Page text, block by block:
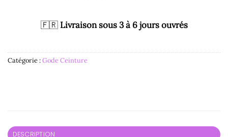
🇫🇷 Livraison sous 3 à 6 jours ouvrés
Catégorie :Gode Ceinture
DESCRIPTION